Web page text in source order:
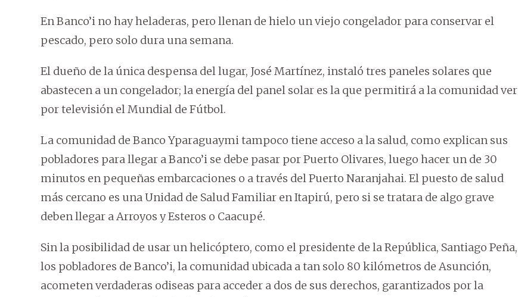
En Banco’i no hay heladeras, pero llenan de hielo un viejo congelador para conservar el
pescado, pero solo dura una semana.
El dueño de la única despensa del lugar, José Martínez, instaló tres paneles solares que
abastecen a un congelador; la energía del panel solar es la que permitirá a la comunidad ver
por televisión el Mundial de Fútbol.
La comunidad de Banco Yparaguaymi tampoco tiene acceso a la salud, como explican sus
pobladores para llegar a Banco’i se debe pasar por Puerto Olivares, luego hacer un de 30
minutos en pequeñas embarcaciones o a través del Puerto Naranjahai. El puesto de salud
más cercano es una Unidad de Salud Familiar en Itapirú, pero si se tratara de algo grave
deben llegar a Arroyos y Esteros o Caacupé.
Sin la posibilidad de usar un helicóptero, como el presidente de la República, Santiago Peña,
los pobladores de Banco’i, la comunidad ubicada a tan solo 80 kilómetros de Asunción,
acometen verdaderas odiseas para acceder a dos de sus derechos, garantizados por la